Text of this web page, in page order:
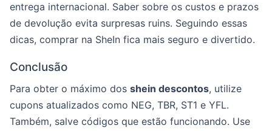
entrega internacional. Saber sobre os custos e prazos
de devolução evita surpresas ruins. Seguindo essas
dicas, comprar na SheIn fica mais seguro e divertido.
Conclusão
Para obter o máximo dos shein descontos, utilize
cupons atualizados como NEG, TBR, ST1 e YFL.
Também, salve códigos que estão funcionando. Use